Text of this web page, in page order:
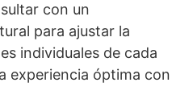
con un
para ajustar la
individuales de cada
experiencia óptima con